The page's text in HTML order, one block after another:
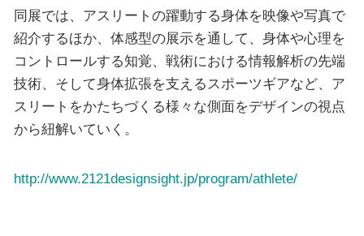
同展では、アスリートの躍動する身体を映像や写真で
紹介するほか、体感型の展示を通して、身体や心理を
コントロールする知覚、戦術における情報解析の先端
技術、そして身体拡張を支えるスポーツギアなど、ア
スリートをかたちづくる様々な側面をデザインの視点
から紐解いていく。
http://www.2121designsight.jp/program/athlete/